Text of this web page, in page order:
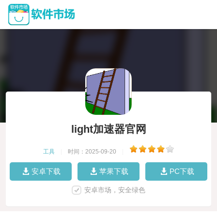
light加速器官网
工具 时间：2025-09-20
安卓下载 苹果下载 PC下载
安卓市场，安全绿色